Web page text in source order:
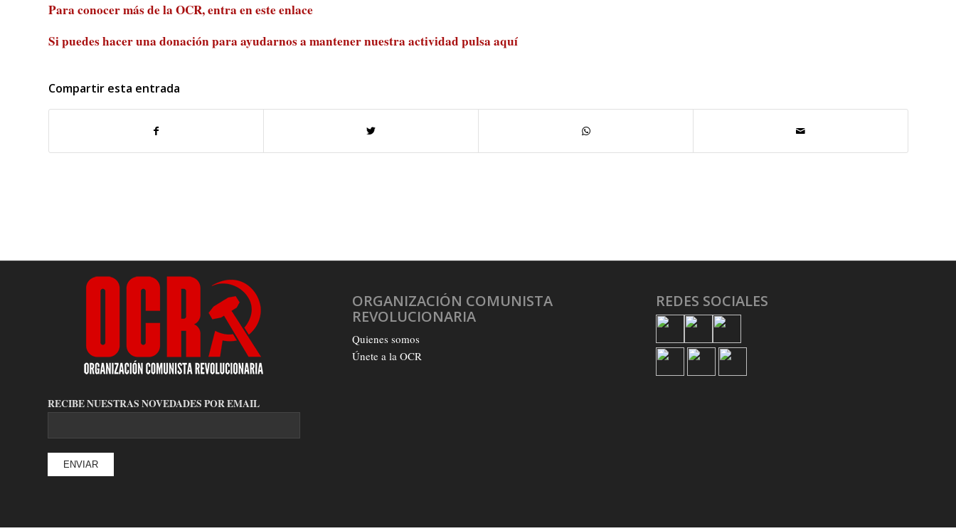
Para conocer más de la OCR, entra eneste enlace
Si puedes hacer una donación para ayudarnos a mantener nuestra actividad pulsa aquí
Compartir esta entrada
RECIBE NUESTRAS NOVEDADES POR EMAIL
ORGANIZACIÓN COMUNISTA
REVOLUCIONARIA
Quienes somos
Únete a la OCR
REDES SOCIALES